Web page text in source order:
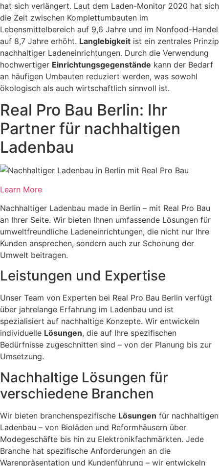
hat sich verlängert. Laut dem Laden-Monitor 2020 hat sich
die Zeit zwischen Komplettumbauten im
Lebensmittelbereich auf 9,6 Jahre und im Nonfood-Handel
auf 8,7 Jahre erhöht. Langlebigkeit ist ein zentrales Prinzip
nachhaltiger Ladeneinrichtungen. Durch die Verwendung
hochwertiger Einrichtungsgegenstände kann der Bedarf
an häufigen Umbauten reduziert werden, was sowohl
ökologisch als auch wirtschaftlich sinnvoll ist.
Real Pro Bau Berlin: Ihr
Partner für nachhaltigen
Ladenbau
Learn More
Nachhaltiger Ladenbau made in Berlin – mit Real Pro Bau
an Ihrer Seite. Wir bieten Ihnen umfassende Lösungen für
umweltfreundliche Ladeneinrichtungen, die nicht nur Ihre
Kunden ansprechen, sondern auch zur Schonung der
Umwelt beitragen.
Leistungen und Expertise
Unser Team von Experten bei Real Pro Bau Berlin verfügt
über jahrelange Erfahrung im Ladenbau und ist
spezialisiert auf nachhaltige Konzepte. Wir entwickeln
individuelle Lösungen, die auf Ihre spezifischen
Bedürfnisse zugeschnitten sind – von der Planung bis zur
Umsetzung.
Nachhaltige Lösungen für
verschiedene Branchen
Wir bieten branchenspezifische Lösungen für nachhaltigen
Ladenbau – von Bioläden und Reformhäusern über
Modegeschäfte bis hin zu Elektronikfachmärkten. Jede
Branche hat spezifische Anforderungen an die
Warenpräsentation und Kundenführung – wir entwickeln